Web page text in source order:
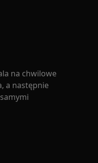
na chwilowe
a następnie